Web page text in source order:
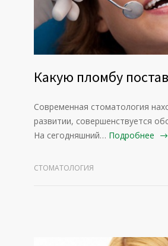
Какую пломбу
Современная стоматология
развитии, совершенствуется
На сегодняшний… Подробнее
СТОМАТОЛОГИЯ